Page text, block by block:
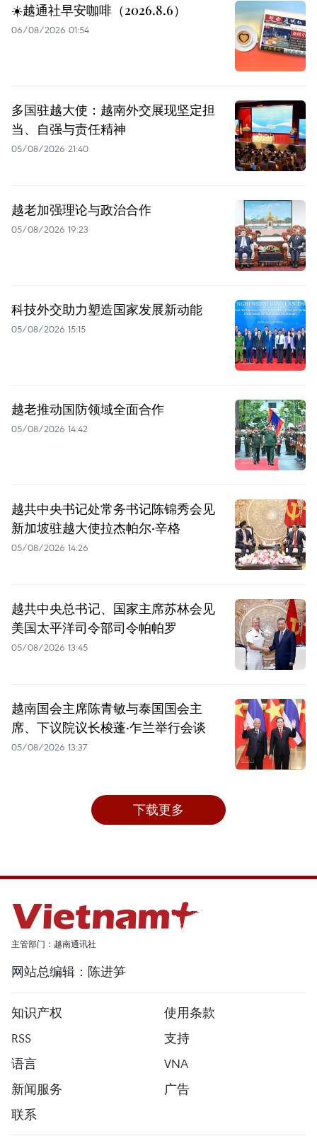
☀️越通社早安咖啡（2026.8.6）
06/08/2026 01:54
多国驻越大使：越南外交展现坚定担
当、自强与责任精神
05/08/2026 21:40
越老加强理论与政治合作
05/08/2026 19:23
科技外交助力塑造国家发展新动能
05/08/2026 15:15
越老推动国防领域全面合作
05/08/2026 14:42
越共中央书记处常务书记陈锦秀会见
新加坡驻越大使拉杰帕尔·辛格
05/08/2026 14:26
越共中央总书记、国家主席苏林会见
美国太平洋司令部司令帕帕罗
05/08/2026 13:45
越南国会主席陈青敏与泰国国会主
席、下议院议长梭蓬·乍兰举行会谈
05/08/2026 13:37
下载更多
主管部门：越南通讯社
网站总编辑：陈进笋
知识产权
使用条款
RSS
支持
语言
VNA
新闻服务
广告
联系